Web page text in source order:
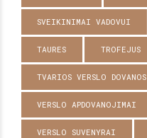
SVEIKINIMAI VADOVUI
TAURES TROFEJUS
TVARIOS VERSLO DOVANOS
VERSLO APDOVANOJIMAI
VERSLO SUVENYRAI